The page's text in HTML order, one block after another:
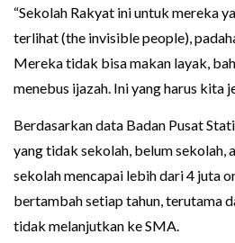
“Sekolah Rakyat ini untuk mereka
terlihat (the invisible people),
Mereka tidak bisa makan layak,
menebus ijazah. Ini yang harus kita
Berdasarkan data Badan Pusat
yang tidak sekolah, belum sekolah,
sekolah mencapai lebih dari 4 juta
bertambah setiap tahun, terutama
tidak melanjutkan ke SMA.